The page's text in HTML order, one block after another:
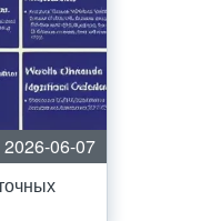
2026-06-07